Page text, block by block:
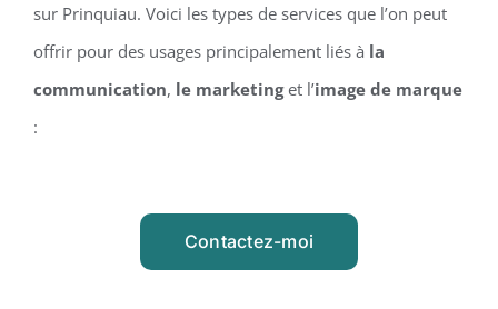
sur Prinquiau. Voici les types de services que l’on peut
offrir pour des usages principalement liés à la
communication, le marketinget l’image de marque
:
Contactez-moi